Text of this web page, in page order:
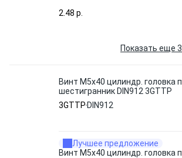
2.48 p.
Показать еще
Винт М5x40 цилиндр. головка
шестигранник DIN912 3GTTP
3GTTP DIN912
Лучшее предложение
Винт М5x40 цилиндр. головка